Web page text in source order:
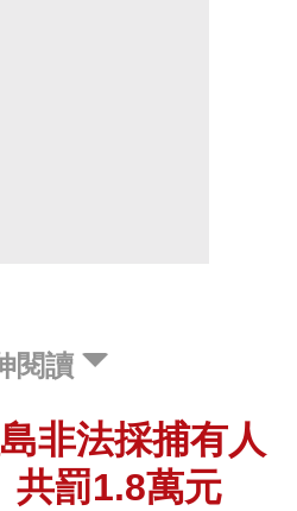
閱讀
非法採捕有人
罰1.8萬元